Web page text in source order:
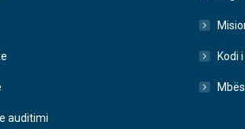
auditimi
Kodi